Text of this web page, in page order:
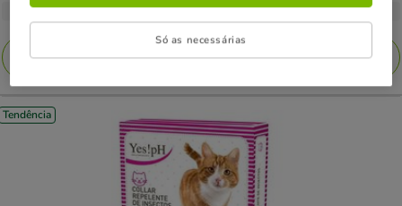
avaliações
18.49€
a
32.49€
2 opções de formato
Adicionar
Tendência
Só as necessárias